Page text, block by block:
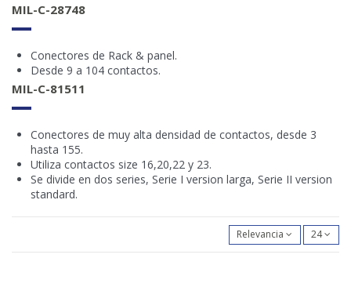
MIL-C-28748
Conectores de Rack & panel.
Desde 9 a 104 contactos.
MIL-C-81511
Conectores de muy alta densidad de contactos, desde 3
hasta 155.
Utiliza contactos size 16,20,22 y 23.
Se divide en dos series, Serie I version larga, Serie II version
standard.
Relevancia 24